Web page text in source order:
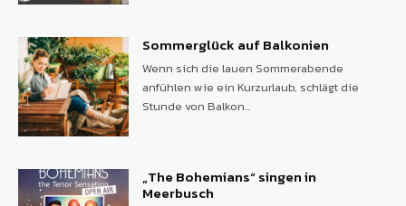
Sommerglück auf Balkonien
Wenn sich die lauen Sommerabende
anfühlen wie ein Kurzurlaub, schlägt die
Stunde von Balkon...
„The Bohemians“ singen in
Meerbusch